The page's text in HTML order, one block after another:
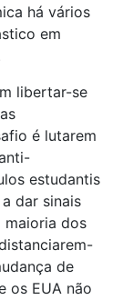
há vários
em
libertar-se
é lutarem
estudantis
dar sinais
maioria dos
de
os EUA não